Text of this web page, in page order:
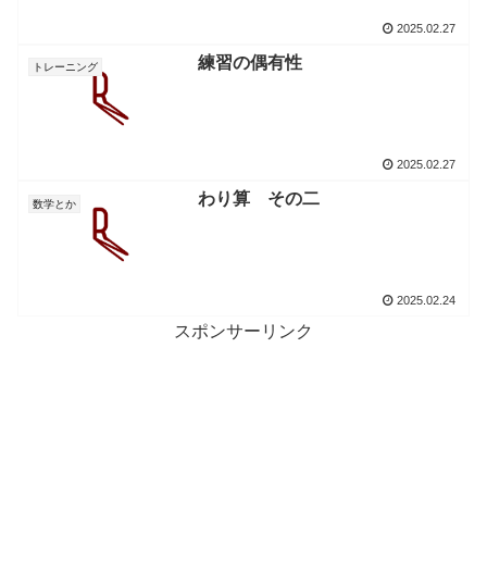
2025.02.27
トレーニング 練習の偶有性
2025.02.27
数学とか わり算 その二
2025.02.24
スポンサーリンク